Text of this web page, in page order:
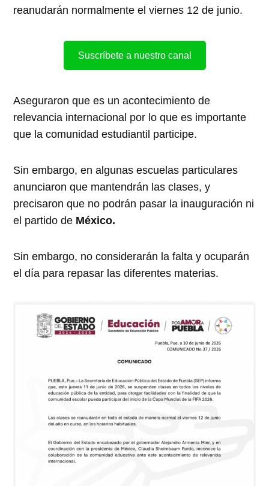
reanudarán normalmente el viernes 12 de junio.
Suscríbete a nuestro canal
Aseguraron que es un acontecimiento de
relevancia internacional por lo que es importante
que la comunidad estudiantil participe.
Sin embargo, en algunas escuelas particulares
anunciaron que mantendrán las clases, y
precisaron que no podrán pasar la inauguración ni
el partido de México.
Sin embargo, no considerarán la falta y ocuparán
el día para repasar las diferentes materias.